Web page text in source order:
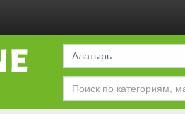
Алатырь